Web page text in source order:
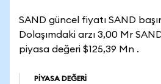
SAND güncel fiyatı SAND
Dolaşımdaki arzı 3,00 Mr
piyasa değeri $125,39 Mn .
PIYASA DEĞERI